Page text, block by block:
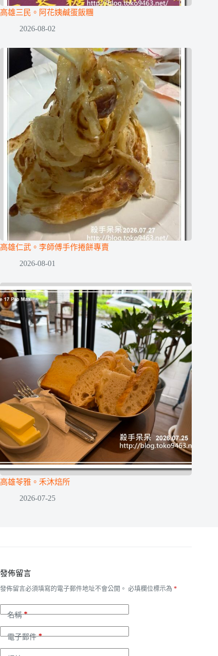
高雄三民。阿花姨鹹蛋飯糰
2026-08-02
高雄仁武。李師傅手作捲餅專賣
2026-08-01
高雄苓雅。禾沐焙所
2026-07-25
發佈留言
發佈留言必須填寫的電子郵件地址不會公開。 必填欄位標示為 *
名稱*
電子郵件*